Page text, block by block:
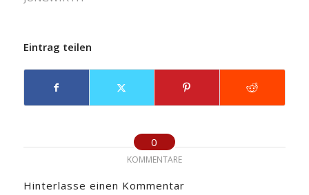
Eintrag teilen
0
KOMMENTARE
Hinterlasse einen Kommentar